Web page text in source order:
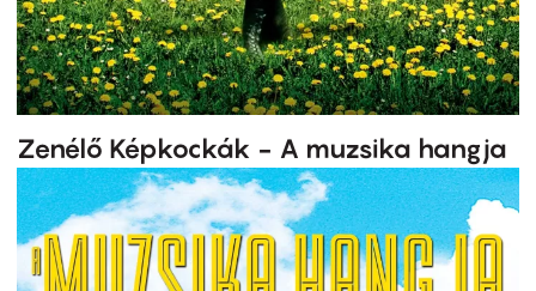
Zenélő Képkockák - A muzsika hangja